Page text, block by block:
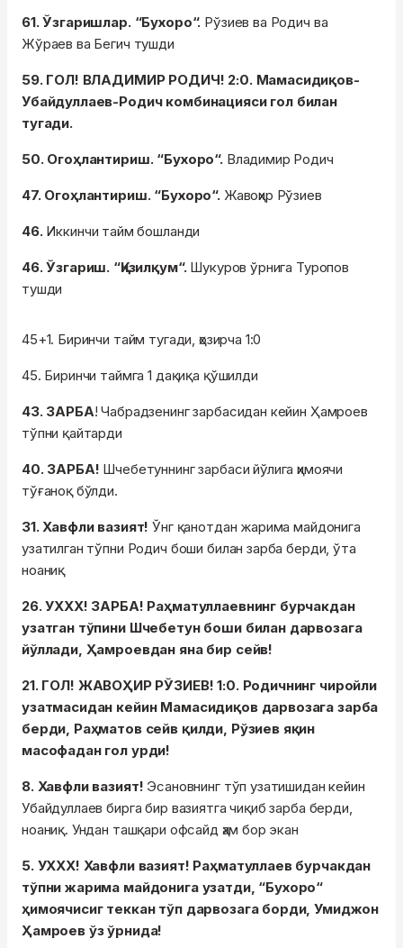
61. Ўзгаришлар. “Бухоро“. Рўзиев ва Родич ва
Жўраев ва Бегич тушди
59. ГОЛ! ВЛАДИМИР РОДИЧ! 2:0. Мамасидиқов-
Убайдуллаев-Родич комбинацияси гол билан
тугади.
50. Огоҳлантириш. “Бухоро“. Владимир Родич
47. Огоҳлантириш. “Бухоро“. Жавоҳир Рўзиев
46. Иккинчи тайм бошланди
46. Ўзгариш. “Қизилқум“. Шукуров ўрнига Туропов
тушди
45+1. Биринчи тайм тугади, ҳозирча 1:0
45. Биринчи таймга 1 дақиқа қўшилди
43. ЗАРБА! Чабрадзенинг зарбасидан кейин Ҳамроев
тўпни қайтарди
40. ЗАРБА! Шчебетуннинг зарбаси йўлига ҳимоячи
тўғаноқ бўлди.
31. Хавфли вазият!Ўнг қанотдан жарима майдонига
узатилган тўпни Родич боши билан зарба берди, ўта
ноаниқ
26. УХХХ! ЗАРБА! Раҳматуллаевнинг бурчакдан
узатган тўпини Шчебетун боши билан дарвозага
йўллади, Ҳамроевдан яна бир сейв!
21. ГОЛ! ЖАВОҲИР РЎЗИЕВ! 1:0. Родичнинг чиройли
узатмасидан кейин Мамасидиқов дарвозага зарба
берди, Раҳматов сейв қилди, Рўзиев яқин
масофадан гол урди!
8. Хавфли вазият! Эсановнинг тўп узатишидан кейин
Убайдуллаев бирга бир вазиятга чиқиб зарба берди,
ноаниқ. Ундан ташқари офсайд ҳам бор экан
5. УХХХ! Хавфли вазият! Раҳматуллаев бурчакдан
тўпни жарима майдонига узатди, “Бухоро“
ҳимоячисиг теккан тўп дарвозага борди, Умиджон
Ҳамроев ўз ўрнида!